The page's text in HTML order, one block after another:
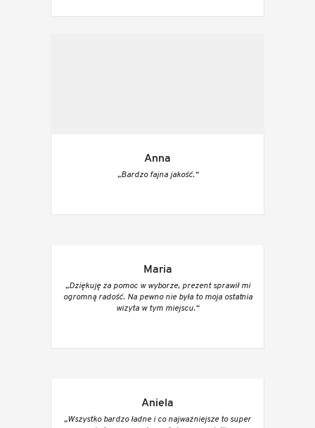
Anna
„Bardzo fajna jakość.“
Maria
„Dziękuję za pomoc w wyborze, prezent sprawił mi
ogromną radość. Na pewno nie była to moja ostatnia
wizyta w tym miejscu.“
Aniela
„Wszystko bardzo ładne i co najważniejsze to super